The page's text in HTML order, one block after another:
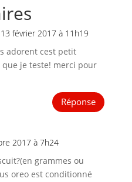
février 2017 à 11h19
adorent cest petit
je teste! merci pour
Réponse
2017 à 7h24
grammes ou
oreo est conditionné